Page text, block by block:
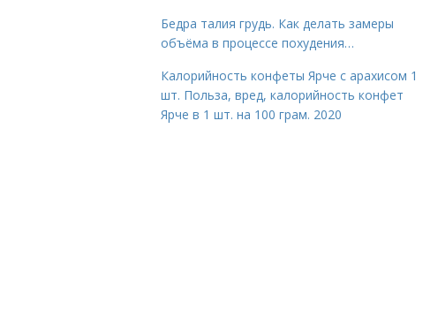
Бедра талия грудь. Как делать замеры
объёма в процессе похудения…
Калорийность конфеты Ярче с арахисом 1
шт. Польза, вред, калорийность конфет
Ярче в 1 шт. на 100 грам. 2020